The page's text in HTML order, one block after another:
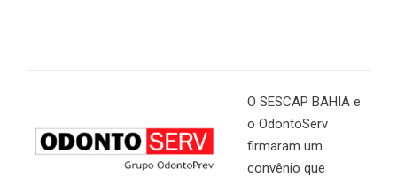
O SESCAP BAHIA e
o OdontoServ
firmaram um
convênio que